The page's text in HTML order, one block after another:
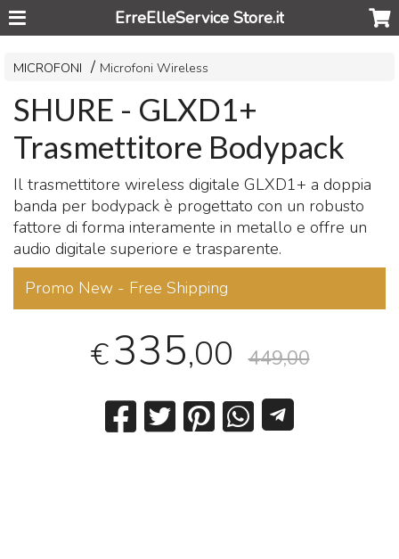
ErreElleService Store.it
MICROFONI Microfoni Wireless
SHURE - GLXD1+
Trasmettitore Bodypack
Il trasmettitore wireless digitale GLXD1+ a doppia
banda per bodypack è progettato con un robusto
fattore di forma interamente in metallo e offre un
audio digitale superiore e trasparente.
Promo New - Free Shipping
€335,00 449,00